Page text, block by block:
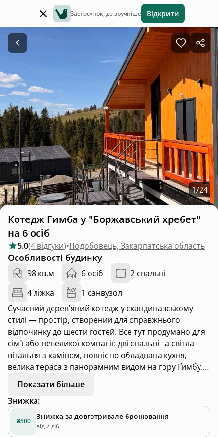
Застосунок, де зручніше Відкрити
1/24
Котедж Гимба у "Боржавський хребет"
на 6 осіб
5.0(4 відгуки)•Подобовець, Закарпатська область
Особливості будинку
98 кв.м 6 осіб
2 спальні
4 ліжка
1 санвузол
Сучасний дерев'яний котедж у скандинавському
стилі — простір, створений для справжнього
відпочинку до шести гостей. Все тут продумано для
сім'ї або невеликої компанії: дві спальні та світла
вітальня з каміном, повністю обладнана кухня,
велика тераса з панорамним видом на гору Ґимбу.
Окремий заїзд, паркування на кілька авто,
ландшафтний дизайн із зоною барбекю, вогнищем і
гойдалкою. Тут панує тиша та усамітнення — ранок
починається з кави на терасі серед туману над
схилами, а вечір — з живого вогню в каміні та
Показати більше
Знижка:
₴500
Знижка за довготривале бронювання
від 7 діб